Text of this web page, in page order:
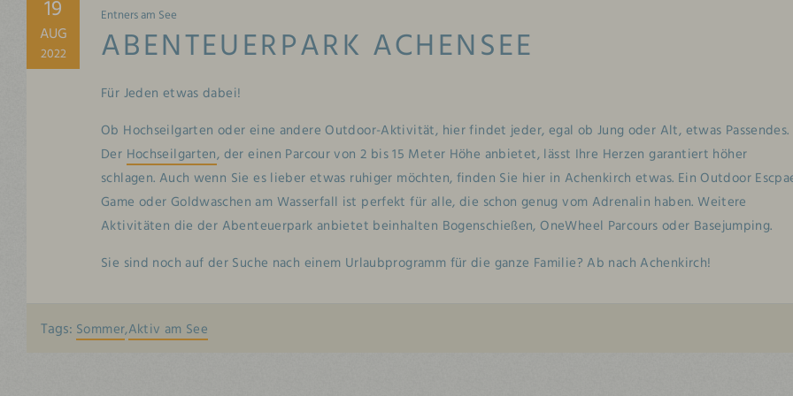
19
AUG
2022
Entners am See
ABENTEUERPARK ACHENSEE
Für Jeden etwas dabei!
Ob Hochseilgarten oder eine andere Outdoor-Aktivität, hier findet jeder, egal ob Jung oder Alt, etwas Passendes.
Der Hochseilgarten, der einen Parcour von 2 bis 15 Meter Höhe anbietet, lässt Ihre Herzen garantiert höher
schlagen. Auch wenn Sie es lieber etwas ruhiger möchten, finden Sie hier in Achenkirch etwas. Ein Outdoor
Game oder Goldwaschen am Wasserfall ist perfekt für alle, die schon genug vom Adrenalin haben. Weitere
Aktivitäten die der Abenteuerpark anbietet beinhalten Bogenschießen, OneWheel Parcours oder Basejumping.
Sie sind noch auf der Suche nach einem Urlaubprogramm für die ganze Familie? Ab nach Achenkirch!
Tags: Sommer Aktiv am See